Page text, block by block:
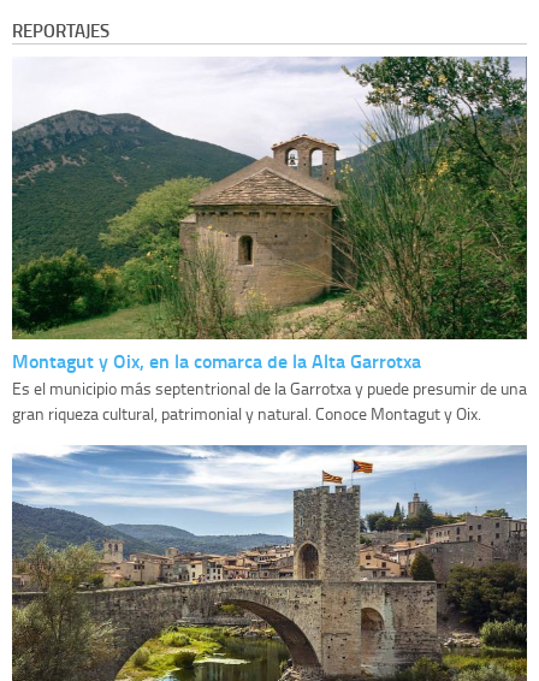
REPORTAJES
Montagut y Oix, en la comarca de la Alta Garrotxa
Es el municipio más septentrional de la Garrotxa y puede presumir de una
gran riqueza cultural, patrimonial y natural. Conoce Montagut y Oix.